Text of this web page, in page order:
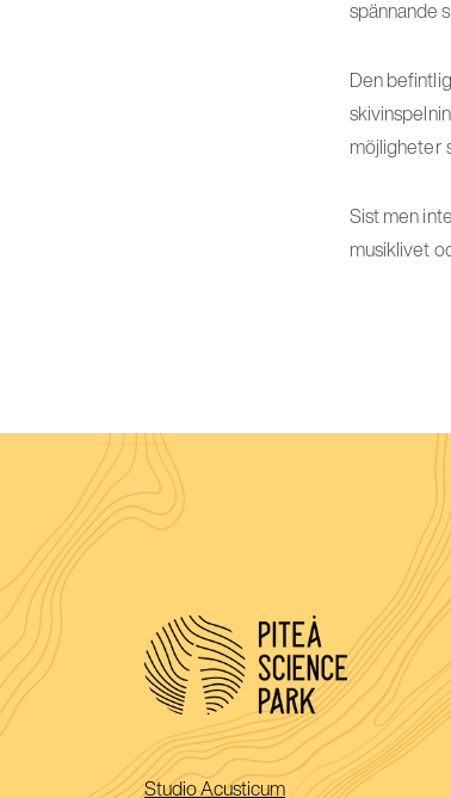
spännande
Den
möjligheter
Sist men
musiklivet
Studio Acusticum(Öppnas